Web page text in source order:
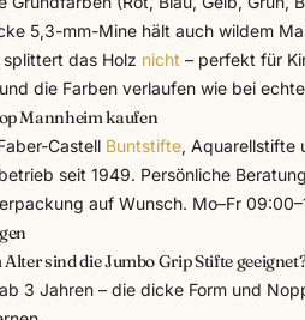
5,3-mm-Mine hält auch wildem
splittert das Holz nicht – perfekt für
die Farben verlaufen wie bei
Mannheim kaufen
Castell Buntstifte, Aquarellstifte
seit 1949. Persönliche
auf Wunsch. Mo–Fr
sind die Jumbo Grip Stifte
3 Jahren – die dicke Form und